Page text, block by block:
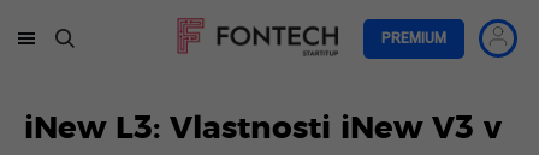
PREMIUM
iNew L3: Vlastnosti iNew V3 v